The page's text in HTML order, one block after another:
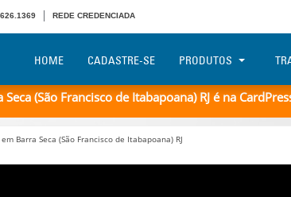
REDE CREDENCIADA
HOME CADASTRE-SE PRODUTOS
(São Francisco de Itabapoana) RJ é na
Barra Seca (São Francisco de Itabapoana) RJ